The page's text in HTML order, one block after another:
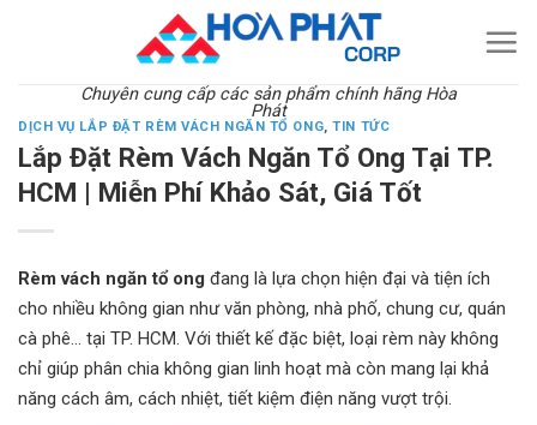
Chuyên cung cấp các sản phẩm chính hãng Hòa
Phát
DỊCH VỤ LẮP ĐẶT RÈM VÁCH NGĂN TỔ ONG,TIN TỨC
Lắp Đặt Rèm Vách Ngăn Tổ Ong Tại TP.
HCM | Miễn Phí Khảo Sát, Giá Tốt
Rèm vách ngăn tổ ong đang là lựa chọn hiện đại và tiện ích
cho nhiều không gian như văn phòng, nhà phố, chung cư, quán
cà phê… tại TP. HCM. Với thiết kế đặc biệt, loại rèm này không
chỉ giúp phân chia không gian linh hoạt mà còn mang lại khả
năng cách âm, cách nhiệt, tiết kiệm điện năng vượt trội.